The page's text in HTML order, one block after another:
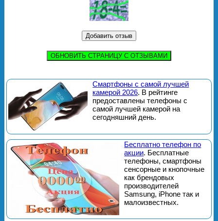
ОБНОВИТЬ СТРАНИЦУ С ОТЗЫВАМИ
Смартфоны с самой лучшей
камерой 2026. В рейтинге
предоставлены телефоны с
самой лучшей камерой на
сегодняшний день.
Бесплатно телефон по
акции. Бесплатные
телефоны, смартфоны
сенсорные и кнопочные
как брендовых
производителей
Samsung, iPhone так и
малоизвестных.